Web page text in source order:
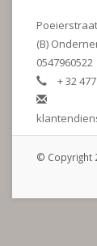
(B)
0547960522
+ 32
© Copyright